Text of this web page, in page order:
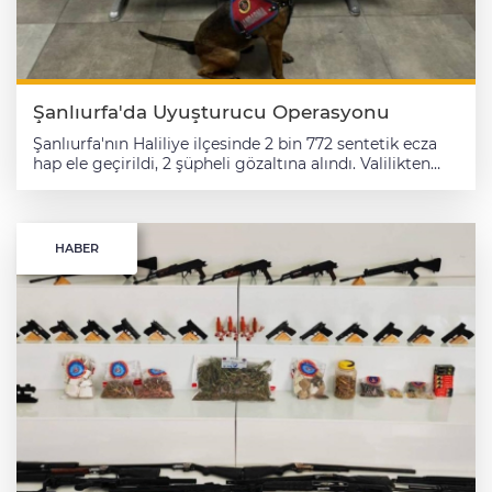
Şanlıurfa'da Uyuşturucu Operasyonu
Şanlıurfa'nın Haliliye ilçesinde 2 bin 772 sentetik ecza
hap ele geçirildi, 2 şüpheli gözaltına alındı. Valilikten
kapsamında çalışma yapıldı. Uyuşturucu ve uyarıcı
madde ticareti yaptıkları belirlenen şüphelilerin
adreslerine yapılan operasyonda, 2 bin 772 sentetik
ecza hap, 5 fişek, ruhsatsız tabanca ve şarjör ele
komutanlığına götürüldü.
HABER